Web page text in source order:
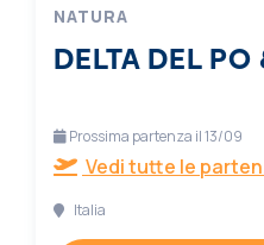
NATURA
DELTA DEL
Prossima partenza il 13/09
Vedi tutte le
Italia